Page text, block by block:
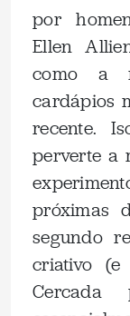
por
Ellen
como a
cardápios
recente.
perverte a
próximas
segundo
criativo
Cercada